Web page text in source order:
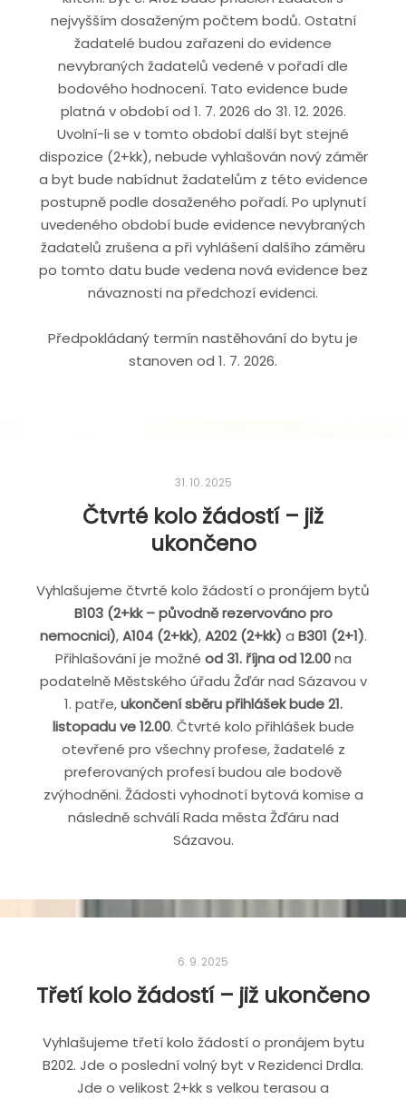
nejvyšším dosaženým počtem bodů. Ostatní
žadatelé budou zařazeni do evidence
nevybraných žadatelů vedené v pořadí dle
bodového hodnocení. Tato evidence bude
platná v období od 1. 7. 2026 do 31. 12. 2026.
Uvolní-li se v tomto období další byt stejné
dispozice (2+kk), nebude vyhlašován nový záměr
a byt bude nabídnut žadatelům z této evidence
postupně podle dosaženého pořadí. Po uplynutí
uvedeného období bude evidence nevybraných
žadatelů zrušena a při vyhlášení dalšího záměru
po tomto datu bude vedena nová evidence bez
návaznosti na předchozí evidenci.
Předpokládaný termín nastěhování do bytu je
stanoven od 1. 7. 2026.
31. 10. 2025
Čtvrté kolo žádostí – již
ukončeno
Vyhlašujeme čtvrté kolo žádostí o pronájem bytů
B103 (2+kk – původně rezervováno pro
nemocnici),A104 (2+kk),A202 (2+kk) a B301 (2+1).
Přihlašování je možné od 31. října od 12.00na
podatelně Městského úřadu Žďár nad Sázavou v
1. patře,ukončení sběru přihlášek bude 21.
listopadu ve 12.00. Čtvrté kolo přihlášek bude
otevřené pro všechny profese, žadatelé z
preferovaných profesí budou ale bodově
zvýhodněni. Žádosti vyhodnotí bytová komise a
následně schválí Rada města Žďáru nad
Sázavou.
6. 9. 2025
Třetí kolo žádostí – již ukončeno
Vyhlašujeme třetí kolo žádostí o pronájem bytu
B202. Jde o poslední volný byt v Rezidenci Drdla.
Jde o velikost 2+kk s velkou terasou a